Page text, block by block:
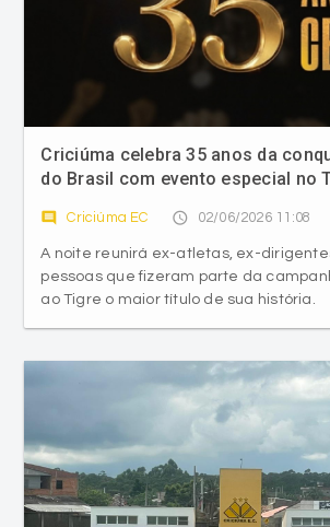
Criciúma celebra 35 anos da
do Brasil com evento especial no
comment Criciúma EC access_time 02/06/2026 11:08
A noite reunirá ex-atletas, ex-
pessoas que fizeram parte da
ao Tigre o maior título de sua história.